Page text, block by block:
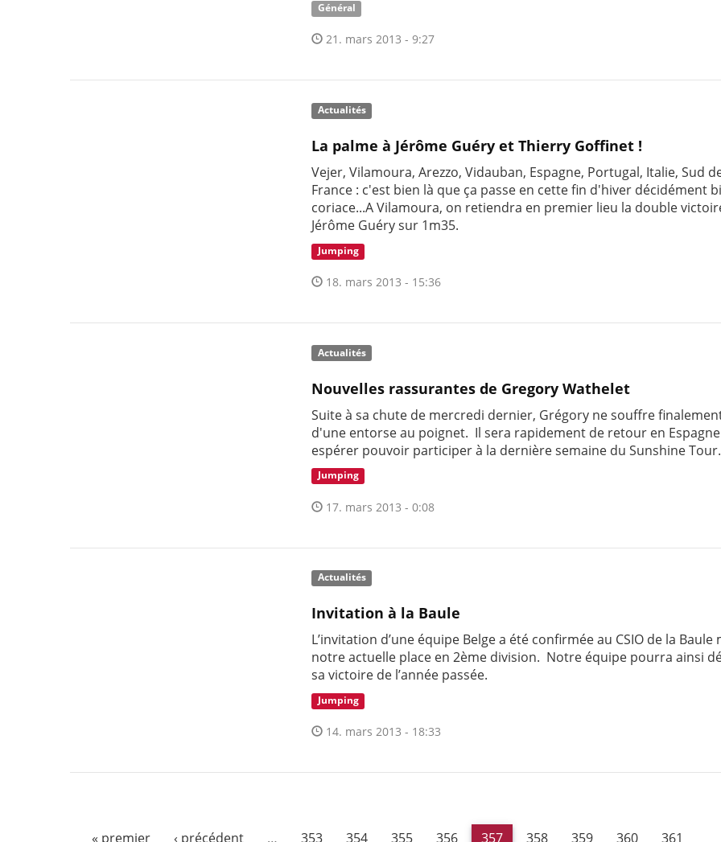
Général
21. mars 2013 - 9:27
Actualités
La palme à Jérôme Guéry et Thierry Goffinet !
Vejer, Vilamoura, Arezzo, Vidauban, Espagne, Portugal, Italie, Sud
France : c'est bien là que ça passe en cette fin d'hiver décidément
coriace...A Vilamoura, on retiendra en premier lieu la double
Jérôme Guéry sur 1m35.
Jumping
18. mars 2013 - 15:36
Actualités
Nouvelles rassurantes de Gregory Wathelet
Suite à sa chute de mercredi dernier, Grégory ne souffre
d'une entorse au poignet. Il sera rapidement de retour en
espérer pouvoir participer à la dernière semaine du Sunshine Tour.
Jumping
17. mars 2013 - 0:08
Actualités
Invitation à la Baule
L’invitation d’une équipe Belge a été confirmée au CSIO de la Baule
notre actuelle place en 2ème division. Notre équipe pourra ainsi
sa victoire de l’année passée.
Jumping
14. mars 2013 - 18:33
« premier ‹ précédent … 353 354 355 356 357 358 359 360 361